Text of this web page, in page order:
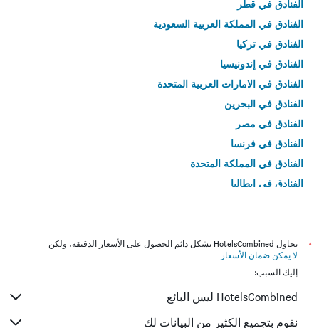
الفنادق في قطر
الفنادق في المملكة العربية السعودية
الفنادق في تركيا
الفنادق في إندونيسيا
الفنادق في الامارات العربية المتحدة
الفنادق في البحرين
الفنادق في مصر
الفنادق في فرنسا
الفنادق في المملكة المتحدة
الفنادق في إيطاليا
*
يحاول HotelsCombined بشكل دائم الحصول على الأسعار الدقيقة، ولكن
لا يمكن ضمان الأسعار .
إليك السبب:
HotelsCombined ليس البائع
نقوم بتجميع الكثير من البيانات لك